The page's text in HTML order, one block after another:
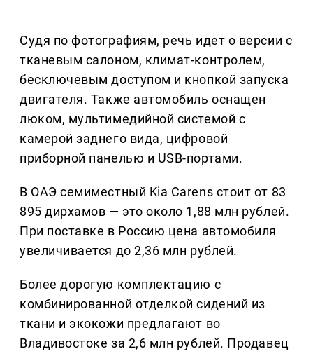
Судя по фотографиям, речь идет о версии с
тканевым салоном, климат-контролем,
бесключевым доступом и кнопкой запуска
двигателя. Также автомобиль оснащен
люком, мультимедийной системой с
камерой заднего вида, цифровой
приборной панелью и USB-портами.
В ОАЭ семиместный Kia Carens стоит от 83
895 дирхамов — это около 1,88 млн рублей.
При поставке в Россию цена автомобиля
увеличивается до 2,36 млн рублей.
Более дорогую комплектацию с
комбинированной отделкой сидений из
ткани и экокожи предлагают во
Владивостоке за 2,6 млн рублей. Продавец